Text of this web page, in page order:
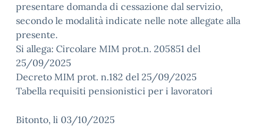
presentare domanda di cessazione dal servizio,
secondo le modalità indicate nelle note allegate alla
presente.
Si allega: Circolare MIM prot.n. 205851 del
25/09/2025
Decreto MIM prot. n.182 del 25/09/2025
Tabella requisiti pensionistici per i lavoratori
Bitonto, li 03/10/2025